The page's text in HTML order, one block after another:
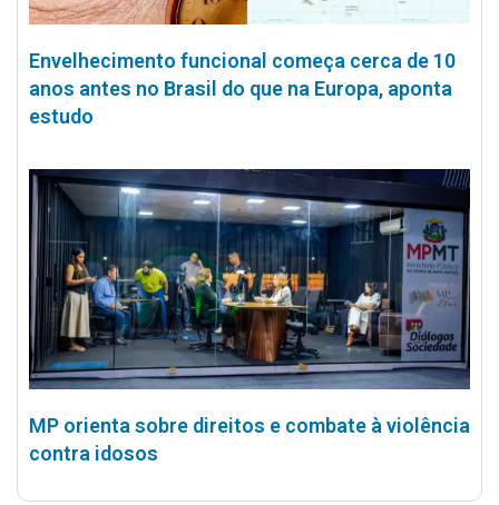
Envelhecimento funcional começa cerca de 10
anos antes no Brasil do que na Europa, aponta
estudo
MP orienta sobre direitos e combate à violência
contra idosos